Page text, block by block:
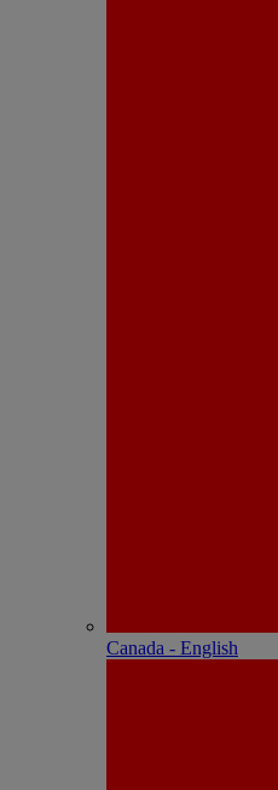
Canada - English